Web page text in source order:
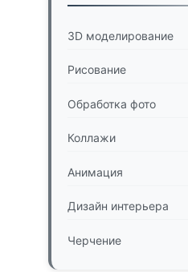
3D моделирование
Рисование
Обработка фото
Коллажи
Анимация
Дизайн интерьера
Черчение